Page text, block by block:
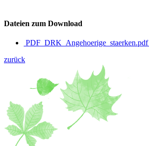
Dateien zum Download
PDF_DRK_Angehoerige_staerken.pdf
zurück